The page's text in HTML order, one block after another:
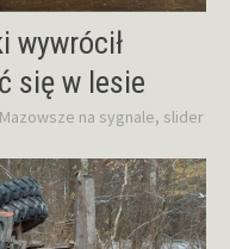
wywrócił
się w lesie
Mazowsze na sygnale, slider